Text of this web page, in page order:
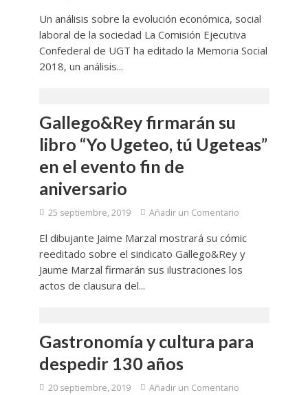
Un análisis sobre la evolución económica, social
laboral de la sociedad La Comisión Ejecutiva
Confederal de UGT ha editado la Memoria Social
2018, un análisis...
Gallego&Rey firmarán su
libro “Yo Ugeteo, tú Ugeteas”
en el evento fin de
aniversario
25 septiembre, 2019 Añadir un Comentario
El dibujante Jaime Marzal mostrará su cómic
reeditado sobre el sindicato Gallego&Rey y
Jaume Marzal firmarán sus ilustraciones los
actos de clausura del...
Gastronomía y cultura para
despedir 130 años
20 septiembre, 2019 Añadir un Comentario